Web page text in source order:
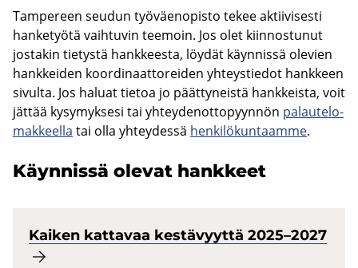
Tam­pe­reen seu­dun työ­väen­opis­to tekee ak­tii­vi­ses­ti
han­ke­työ­tä vaih­tu­vin tee­moin. Jos olet kiin­nos­tu­nut
jos­ta­kin tie­tys­tä hank­kees­ta, löy­dät käyn­nis­sä ole­vien
hank­kei­den koor­di­naat­to­rei­den yh­teys­tie­dot hank­keen
si­vul­ta. Jos ha­luat tie­toa jo päät­ty­neis­tä hank­keis­ta, voit
jät­tää ky­sy­myk­se­si tai yh­tey­den­ot­to­pyyn­nön pa­lau­te­lo­
mak­keel­la tai olla yh­tey­des­sä hen­ki­lö­kun­taam­me.
Käyn­nis­sä ole­vat hank­keet
Kai­ken kat­ta­vaa kes­tä­vyyt­tä 2025–2027